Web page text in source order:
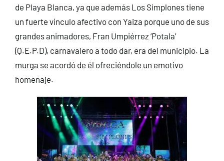
de Playa Blanca, ya que además Los Simplones tiene
un fuerte vínculo afectivo con Yaiza porque uno de sus
grandes animadores, Fran Umpiérrez ‘Potala’
(Q.E.P.D), carnavalero a todo dar, era del municipio. La
murga se acordó de él ofreciéndole un emotivo
homenaje.